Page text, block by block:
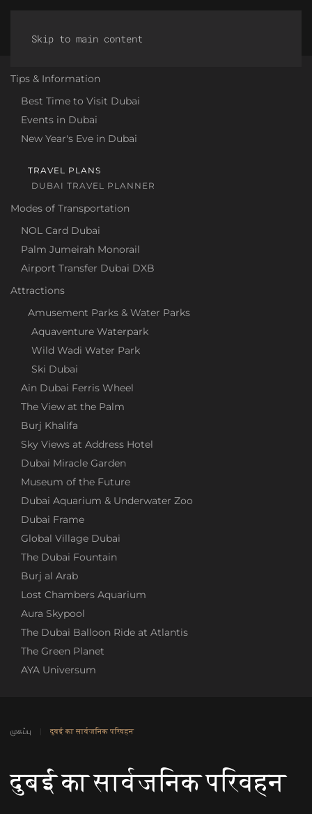
Skip to main content
Tips & Information
Best Time to Visit Dubai
Events in Dubai
New Year's Eve in Dubai
TRAVEL PLANS
DUBAI TRAVEL PLANNER
Modes of Transportation
NOL Card Dubai
Palm Jumeirah Monorail
Airport Transfer Dubai DXB
Attractions
Amusement Parks & Water Parks
Aquaventure Waterpark
Wild Wadi Water Park
Ski Dubai
Ain Dubai Ferris Wheel
The View at the Palm
Burj Khalifa
Sky Views at Address Hotel
Dubai Miracle Garden
Museum of the Future
Dubai Aquarium & Underwater Zoo
Dubai Frame
Global Village Dubai
The Dubai Fountain
Burj al Arab
Lost Chambers Aquarium
Aura Skypool
The Dubai Balloon Ride at Atlantis
The Green Planet
AYA Universum
முகப்பு दुबई का सार्वजनिक परिवहन
दुबई का सार्वजनिक परिवहन